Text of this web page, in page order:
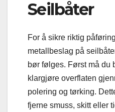
Seilbåter
For å sikre riktig
metallbeslag på
bør følges. Først må du
klargjøre overflaten
polering og tørking.
fjerne smuss, skitt eller